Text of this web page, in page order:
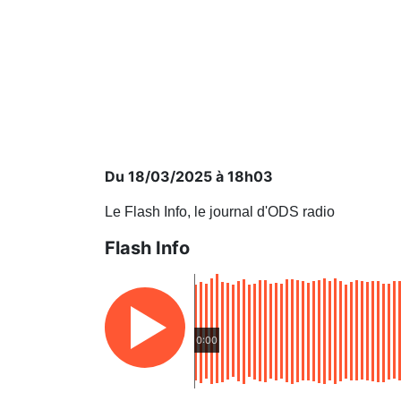
Du 18/03/2025 à 18h03
Le Flash Info, le journal d'ODS radio
Flash Info
0:00